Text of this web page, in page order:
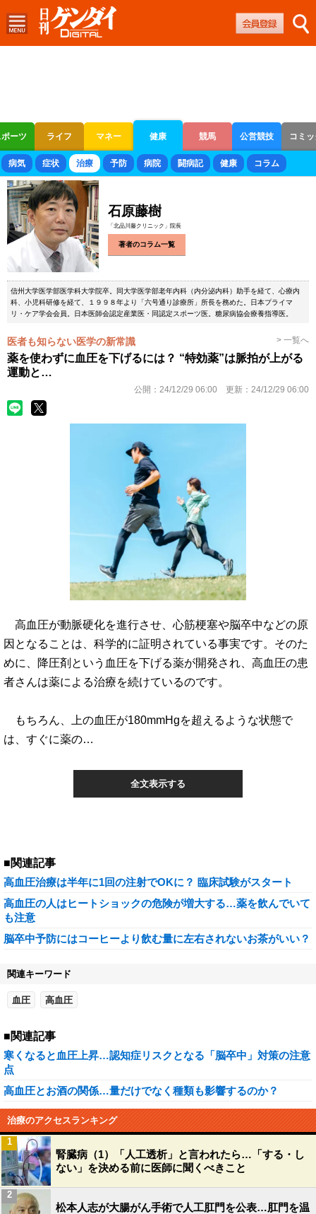
ーツ ライフ マネー 健康 競馬 公営競技 コミ
ボートレース 競輪 オートレース
病気 症状 治療 予防 病院 闘病記 健康 コラム
石原藤樹
「北品川藤クリニック」院長
著者のコラム一覧
信州大学医学部医学科大学院卒。同大学医学部老年内科（内分泌内科）助手を経て、心療内
科、小児科研修を経て、１９９８年より「六号通り診療所」所長を務めた。日本プライマ
リ・ケア学会会員。日本医師会認定産業医・同認定スポーツ医。糖尿病協会療養指導医。
医者も知らない医学の新常識 > 一覧へ
薬を使わずに血圧を下げるには？ “特効薬”は脈拍が上がる
運動と…
公開： 24/12/29 06:00 更新： 24/12/29 06:00
高血圧が動脈硬化を進行させ、心筋梗塞や脳卒中などの原
因となることは、科学的に証明されている事実です。そのた
めに、降圧剤という血圧を下げる薬が開発され、高血圧の患
者さんは薬による治療を続けているのです。
もちろん、上の血圧が180mmHgを超えるような状態で
は、すぐに薬の…
全文表示する
■関連記事
高血圧治療は半年に1回の注射でOKに？ 臨床試験がスタート
高血圧の人はヒートショックの危険が増大する…薬を飲んでいて
も注意
脳卒中予防にはコーヒーより飲む量に左右されないお茶がいい？
関連キーワード
血圧 高血圧
■関連記事
寒くなると血圧上昇…認知症リスクとなる「脳卒中」対策の注意
点
高血圧とお酒の関係…量だけでなく種類も影響するのか？
治療のアクセスランキング
腎臓病（1）「人工透析」と言われたら…「する・し
ない」を決める前に医師に聞くべきこと
1
松本人志が大腸がん手術で人工肛門を公表…肛門を温
2